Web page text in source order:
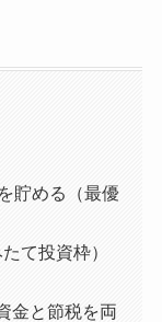
貯める（最優
て投資枠）
金と節税を両